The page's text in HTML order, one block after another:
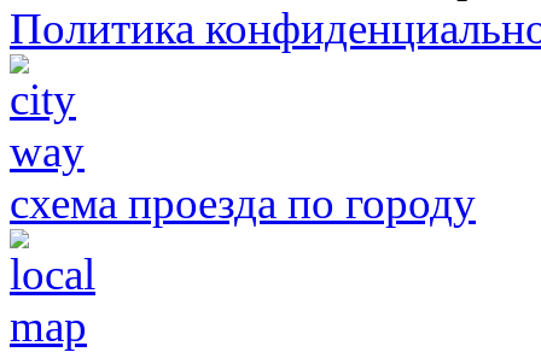
Политика
схема проезда по городу